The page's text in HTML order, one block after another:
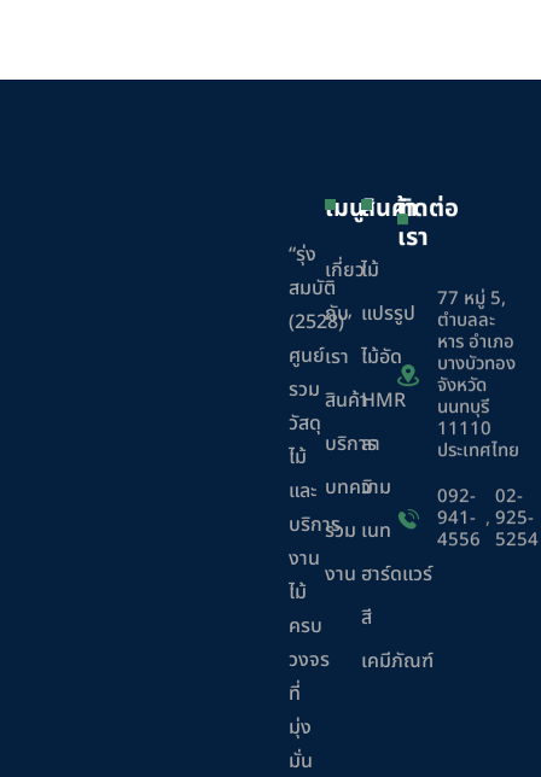
“รุ่ง
สมบัติ
(2528)”
ศูนย์
รวม
วัสดุ
ไม้
และ
บริการ
งาน
ไม้
ครบ
วงจร
ที่
มุ่ง
มั่น
เมนู
เกี่ยว
กับ
เรา
สินค้า
บริการ
บทความ
ร่วม
งาน
สินค้า
ไม้
แปรรูป
ไม้อัด
HMR
ลา
มิ
เนท
ฮาร์ดแวร์
สี
เคมีภัณฑ์
ติดต่อ
เรา
77 หมู่ 5,
ตำบลละ
หาร อำเภอ
บางบัวทอง
จังหวัด
นนทบุรี
11110
ประเทศไทย
092-
941-
4556
,
02-
925-
5254